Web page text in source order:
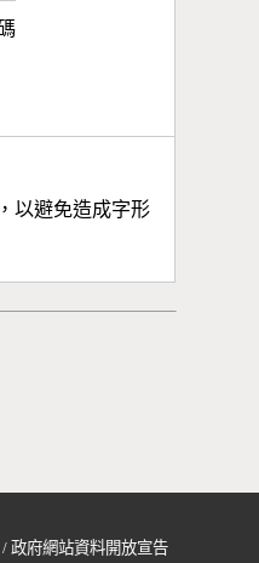
以避免造成字形
/政府網站資料開放宣告